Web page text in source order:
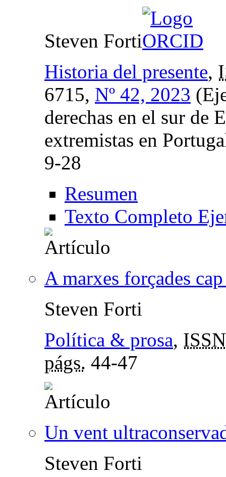
Steven Forti
Historia del presente,
6715, Nº 42, 2023
derechas en el sur de
extremistas en
9-28
Resumen
Texto Completo
A marxes forçades
Steven Forti
Política & prosa, ISSN
págs. 44-47
Un vent
Steven Forti